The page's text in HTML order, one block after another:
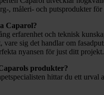
, måleri- och putsprodukter
Caparol?
erfarenhet och teknisk
vare sig det handlar om
nyansen för just ditt projekt.
produkter?
hittar du ett